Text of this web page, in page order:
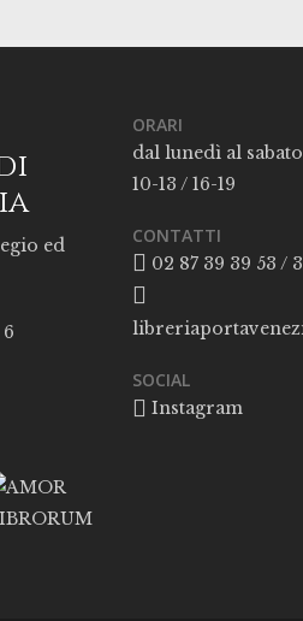
ed
ORARI
dal lunedì al sabato
10-13 / 16-19
CONTATTI
02 87 39 39 53 /
SOCIAL
Instagram